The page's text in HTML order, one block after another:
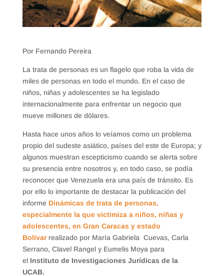
Por Fernando Pereira
La trata de personas es un flagelo que roba la vida de
miles de personas en todo el mundo. En el caso de
niños, niñas y adolescentes se ha legislado
internacionalmente para enfrentar un negocio que
mueve millones de dólares.
Hasta hace unos años lo veíamos como un problema
propio del sudeste asiático, países del este de Europa; y
algunos muestran escepticismo cuando se alerta sobre
su presencia entre nosotros y, en todo caso, se podía
reconocer que Venezuela era una país de tránsito. Es
por ello lo importante de destacar la publicación del
informe Dinámicas de trata de personas,
especialmente la que victimiza a niños, niñas y
adolescentes, en Gran Caracas y estado
Bolívarrealizado por María Gabriela Cuevas, Carla
Serrano, Clavel Rangel y Eumelis Moya para
el Instituto de Investigaciones Jurídicas de la
UCAB.